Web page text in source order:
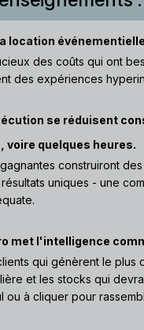
location
des coûts qui ont
des expériences
se réduisent
voire quelques heures.
construiront
uniques - une
met l'intelligence
qui génèrent le plus
et les stocks qui
ou à cliquer pour